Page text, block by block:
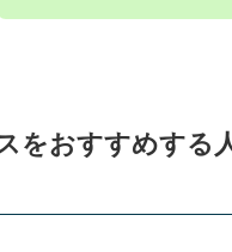
をおすすめする